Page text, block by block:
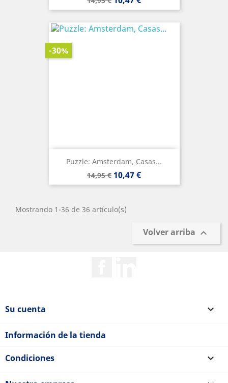
base
Puzzle: Amsterdam, Casas...
Precio
base
14,95 €
-30%
Precio
10,47 €
Mostrando 1-36 de 36 artículo(s)
Volver arriba 
Su cuenta 
Información de la tienda
Condiciones 